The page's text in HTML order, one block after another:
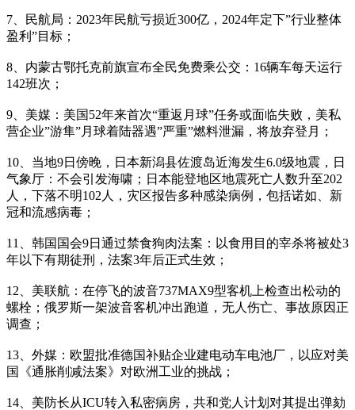
7、民航局：2023年民航亏损近300亿，2024年定下”行业整体
盈利”目标；
8、内蒙古鄂托克前旗宣布全民免费乘公交：16辆车每天运行
142班次；
9、美媒：美国52年来首次“重返月球”任务或面临失败，美私
营企业”游隼”月球着陆器遇”严重”燃料泄漏，将放弃登月；
10、当地9日傍晚，日本新潟县佐渡岛近海发生6.0级地震，日
气象厅：不会引发海啸；日本能登地区地震死亡人数升至202
人，下落不明102人，灾区报告多种感染病例，包括诺如、新
冠和流感病毒；
11、韩国国会9日通过禁食狗肉法案：以食用目的宰杀将被处3
年以下有期徒刑，法案3年后正式生效；
12、美联航：在停飞的波音737MAX9型客机上检查出松动的
螺栓；俄罗斯一架波音客机冲出跑道，无人伤亡、事故原因正
调查；
13、外媒：欧盟批准德国补贴企业建电动车电池厂，以应对美
国《通胀削减法案》对欧洲工业的挑战；
14、美防长从ICU转入私密病房，共和党人计划对其提出弹劾